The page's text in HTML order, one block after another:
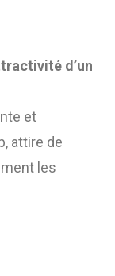
d’un
et
attire de
les